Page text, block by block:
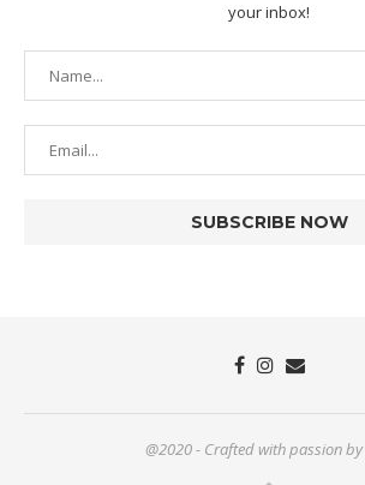
your inbox!
@2020 - Crafted with passion by